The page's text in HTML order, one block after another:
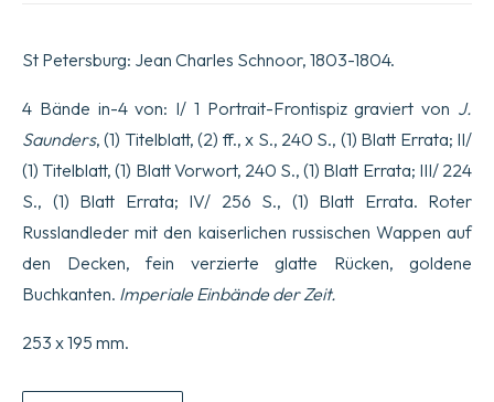
St Petersburg: Jean Charles Schnoor, 1803-1804.
4 Bände in-4 von: I/ 1 Portrait-Frontispiz graviert von J.
Saunders, (1) Titelblatt, (2) ff., x S., 240 S., (1) Blatt Errata; II/
(1) Titelblatt, (1) Blatt Vorwort, 240 S., (1) Blatt Errata; III/ 224
S., (1) Blatt Errata; IV/ 256 S., (1) Blatt Errata. Roter
Russlandleder mit den kaiserlichen russischen Wappen auf
den Decken, fein verzierte glatte Rücken, goldene
Buchkanten. Imperiale Einbände der Zeit.
253 x 195 mm.